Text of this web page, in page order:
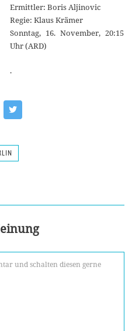
Ermittler: Boris Aljinovic
Regie: Klaus Krämer
Sonntag, 16. November, 20:15
Uhr (ARD)
.